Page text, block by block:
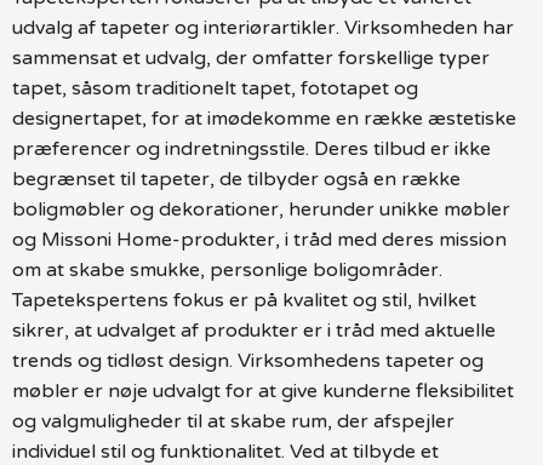
udvalg af tapeter og interiørartikler. Virksomheden har
sammensat et udvalg, der omfatter forskellige typer
tapet, såsom traditionelt tapet, fototapet og
designertapet, for at imødekomme en række æstetiske
præferencer og indretningsstile. Deres tilbud er ikke
begrænset til tapeter, de tilbyder også en række
boligmøbler og dekorationer, herunder unikke møbler
og Missoni Home-produkter, i tråd med deres mission
om at skabe smukke, personlige boligområder.
Tapetekspertens fokus er på kvalitet og stil, hvilket
sikrer, at udvalget af produkter er i tråd med aktuelle
trends og tidløst design. Virksomhedens tapeter og
møbler er nøje udvalgt for at give kunderne fleksibilitet
og valgmuligheder til at skabe rum, der afspejler
individuel stil og funktionalitet. Ved at tilbyde et